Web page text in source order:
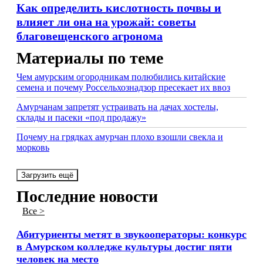
Как определить кислотность почвы и
влияет ли она на урожай: советы
благовещенского агронома
Материалы по теме
Чем амурским огородникам полюбились китайские
семена и почему Россельхознадзор пресекает их ввоз
Амурчанам запретят устраивать на дачах хостелы,
склады и пасеки «под продажу»
Почему на грядках амурчан плохо взошли свекла и
морковь
Загрузить ещё
Последние новости
Все >
Абитуриенты метят в звукооператоры: конкурс
в Амурском колледже культуры достиг пяти
человек на место